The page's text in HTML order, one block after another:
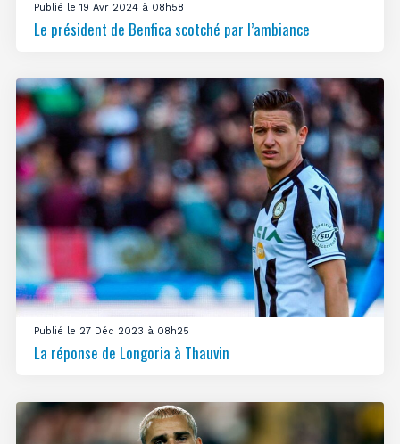
Publié le 19 Avr 2024 à 08h58
Le président de Benfica scotché par l’ambiance
Publié le 27 Déc 2023 à 08h25
La réponse de Longoria à Thauvin